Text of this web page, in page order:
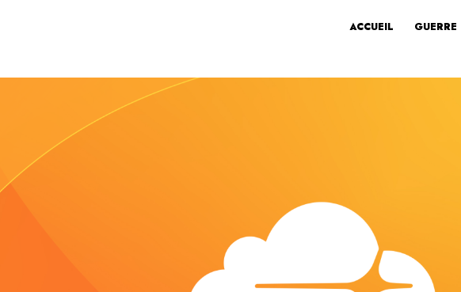
ACCUEIL GUERRE